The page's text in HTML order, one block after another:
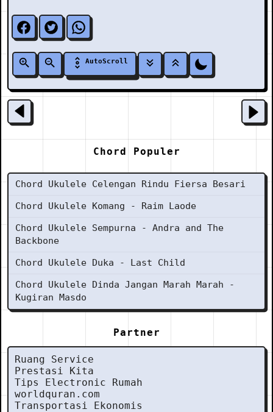
AutoScroll
Chord Populer
Chord Ukulele Celengan Rindu Fiersa Besari
Chord Ukulele Komang - Raim Laode
Chord Ukulele Sempurna - Andra and The
Backbone
Chord Ukulele Duka - Last Child
Chord Ukulele Dinda Jangan Marah Marah -
Kugiran Masdo
Partner
Ruang Service
Prestasi Kita
Tips Electronic Rumah
worldquran.com
Transportasi Ekonomis